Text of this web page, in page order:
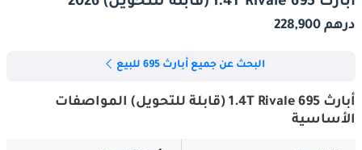
درهم 228,900
البحث عن جميع أبارث 695 للبيع
أبارث 695 1.4T Rivale (قابلة للتحويل) المواصفات
الأساسية